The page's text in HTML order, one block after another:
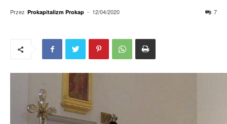
Przez Prokapitalizm Prokap - 12/04/2020 7